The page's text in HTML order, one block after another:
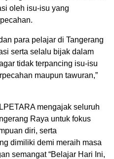
oleh isu-isu yang
para pelajar di Tangerang
serta selalu bijak dalam
tidak terpancing isu-isu
maupun tawuran,”
mengajak seluruh
Raya untuk fokus
diri, serta
dimiliki demi meraih masa
semangat “Belajar Hari Ini,